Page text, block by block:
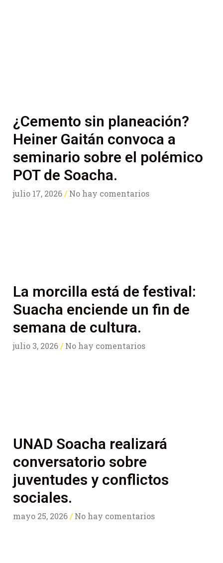
¿Cemento sin planeación?
Heiner Gaitán convoca a
seminario sobre el polémico
POT de Soacha.
julio 17, 2026 No hay comentarios
La morcilla está de festival:
Suacha enciende un fin de
semana de cultura.
julio 3, 2026 No hay comentarios
UNAD Soacha realizará
conversatorio sobre
juventudes y conflictos
sociales.
mayo 25, 2026 No hay comentarios